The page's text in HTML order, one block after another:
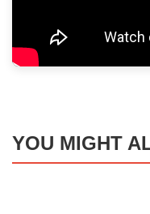
YOU MIGHT